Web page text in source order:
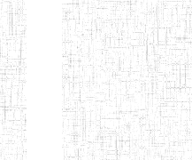
FOUMBAN
ENIEG DE
SANGMELIMA
ENBIEG
D'EBOLOWA